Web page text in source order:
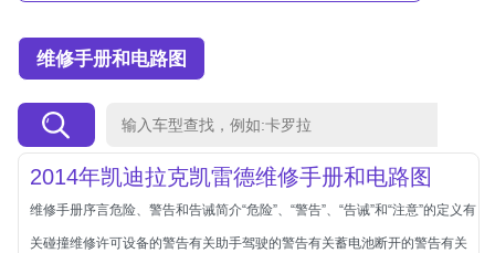
北京越野车
北汽制造
维修手册和电路图
2014年凯迪拉克凯雷德维修手册和电路图
维修手册序言危险、警告和告诫简介“危险”、“警告”、“告诫”和“注意”的定义有
关碰撞维修许可设备的警告有关助手驾驶的警告有关蓄电池断开的警告有关